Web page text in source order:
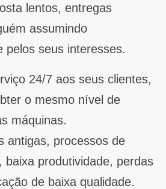
lentos, entregas
assumindo
pelos seus interesses.
24/7 aos seus clientes,
o mesmo nível de
máquinas.
antigas, processos de
baixa produtividade, perdas
de baixa qualidade.